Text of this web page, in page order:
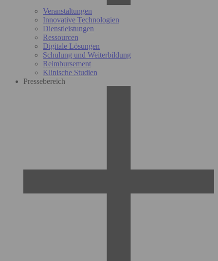
Veranstaltungen
Innovative Technologien
Dienstleistungen
Ressourcen
Digitale Lösungen
Schulung und Weiterbildung
Reimbursement
Klinische Studien
Pressebereich